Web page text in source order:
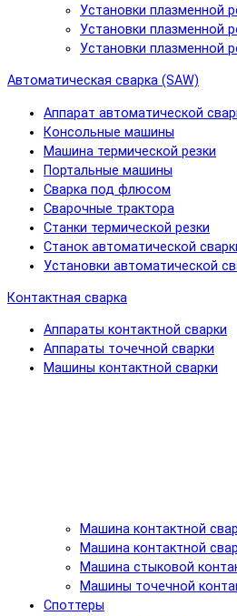
Установки плазменной
Установки плазменной
Установки плазменной
Автоматическая сварка (SAW)
Аппарат автоматической
Консольные машины
Машина термической резки
Портальные машины
Сварка под флюсом
Сварочные трактора
Станки термической резки
Станок автоматической
Установки автоматической
Контактная сварка
Аппараты контактной сварки
Аппараты точечной сварки
Машины контактной сварки
Машина контактной
Машина контактной
Машина стыковой
Машины точечной
Споттеры